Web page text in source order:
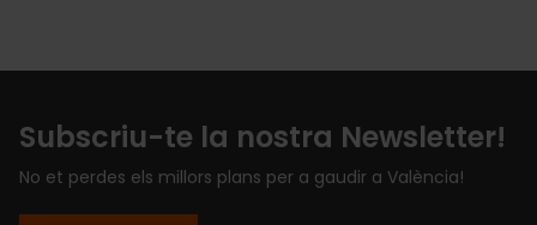
Subscriu-te la nostra Newsletter!
No et perdes els millors plans per a gaudir a València!